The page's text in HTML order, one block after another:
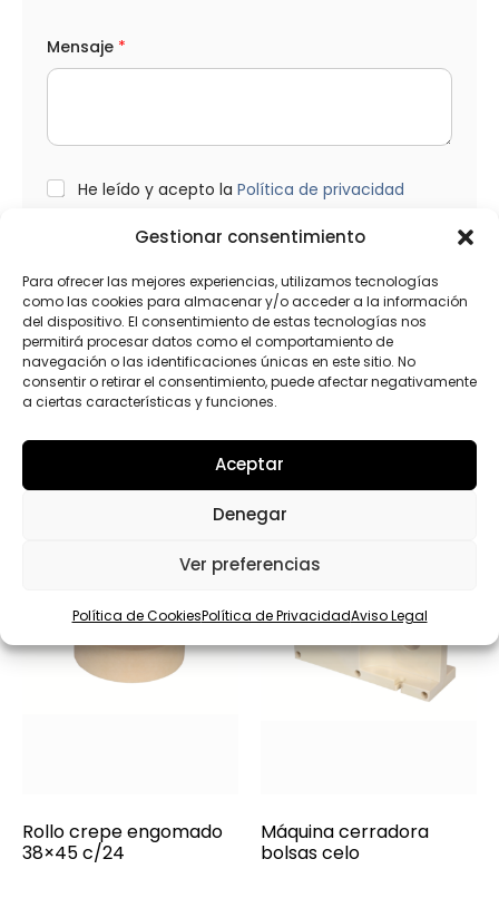
Gestionar consentimiento
Para ofrecer las mejores experiencias, utilizamos tecnologías
como las cookies para almacenar y/o acceder a la información
del dispositivo. El consentimiento de estas tecnologías nos
permitirá procesar datos como el comportamiento de
navegación o las identificaciones únicas en este sitio. No
consentir o retirar el consentimiento, puede afectar negativamente
a ciertas características y funciones.
Aceptar
Denegar
Ver preferencias
Política de CookiesPolítica de PrivacidadAviso Legal
Mensaje *
L
He leído y acepto la Política de privacidad
Enviar
Rollo crepe engomado
38×45 c/24
Máquina cerradora
bolsas celo